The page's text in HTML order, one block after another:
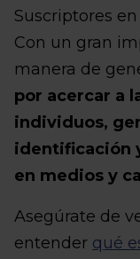
Suscriptores
Con un gran
manera de
por acercar a
individuos,
identificación
en medios y
Asegúrate de
entender qué